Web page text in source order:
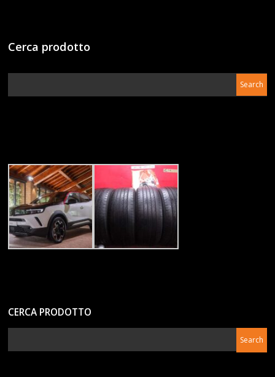
Cerca prodotto
CERCA PRODOTTO